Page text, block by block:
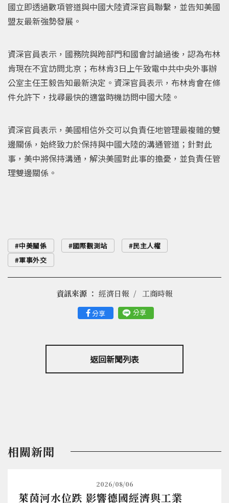
國立即透過數項管道與中國大陸資深官員聯繫，並告知美國
盟友最新強勢發展。
資深官員表示，國務院與跨部門和國會討論過後，認為布林
肯現在不宜訪問北京；布林肯3日上午致電中共中央外事辦
公室主任王毅告知最新決定。資深官員表示，布林肯會在條
件允許下，找尋最快的適當時機訪問中國大陸。
資深官員表示，美國相信外交可以負責任地管理最複雜的雙
邊關係，始終致力於保持與中國大陸的溝通管道；針對此
事，美中將保持溝通，解決美國對此事的擔憂，並負責任管
理雙邊關係。
中美關係 國際觀測站
民主人權
軍事外交
分享 分享
資訊來源 ： 經濟日報 工商時報
返回新聞列表
相關新聞
2026/08/06
萊茵河水位跌 影響德國經濟與工業